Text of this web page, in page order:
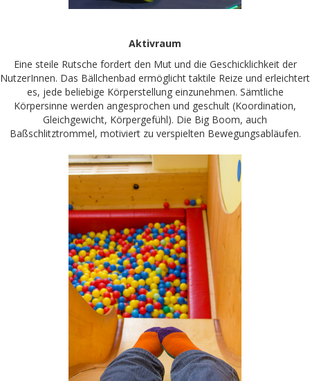
Aktivraum
Eine steile Rutsche fordert den Mut und die Geschicklichkeit der
NutzerInnen. Das Bällchenbad ermöglicht taktile Reize und erleichtert
es, jede beliebige Körperstellung einzunehmen. Sämtliche
Körpersinne werden angesprochen und geschult (Koordination,
Gleichgewicht, Körpergefühl). Die Big Boom, auch
Baßschlitztrommel, motiviert zu verspielten Bewegungsabläufen.